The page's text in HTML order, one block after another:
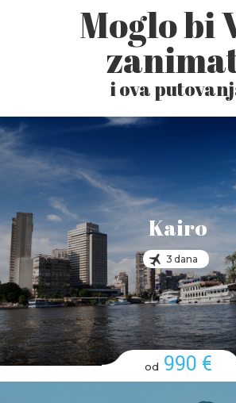
Moglo bi
i ova
Kairo
3 dana
od 990 €